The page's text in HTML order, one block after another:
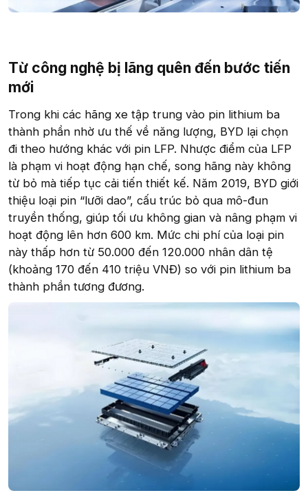
Từ công nghệ bị lãng quên đến bước tiến
mới​
Trong khi các hãng xe tập trung vào pin lithium ba
thành phần nhờ ưu thế về năng lượng, BYD lại chọn
đi theo hướng khác với pin LFP. Nhược điểm của LFP
là phạm vi hoạt động hạn chế, song hãng này không
từ bỏ mà tiếp tục cải tiến thiết kế. Năm 2019, BYD giới
thiệu loại pin “lưỡi dao”, cấu trúc bỏ qua mô-đun
truyền thống, giúp tối ưu không gian và nâng phạm vi
hoạt động lên hơn 600 km. Mức chi phí của loại pin
này thấp hơn từ 50.000 đến 120.000 nhân dân tệ
(khoảng 170 đến 410 triệu VNĐ) so với pin lithium ba
thành phần tương đương.